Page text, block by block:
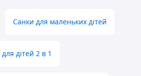
Санки для маленьких дітей
дітей 2 в 1